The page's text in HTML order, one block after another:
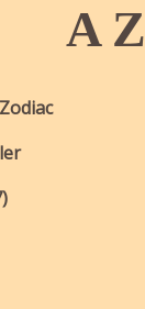
A
Zodiac